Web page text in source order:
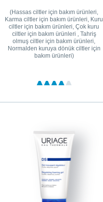
(Hassas ciltler için bakım ürünleri,
Karma ciltler için bakım ürünleri, Kuru
ciltler için bakım ürünleri, Çok kuru
ciltler için bakım ürünleri , Tahriş
olmuş ciltler için bakım ürünleri,
Normalden kuruya dönük ciltler için
bakım ürünleri)